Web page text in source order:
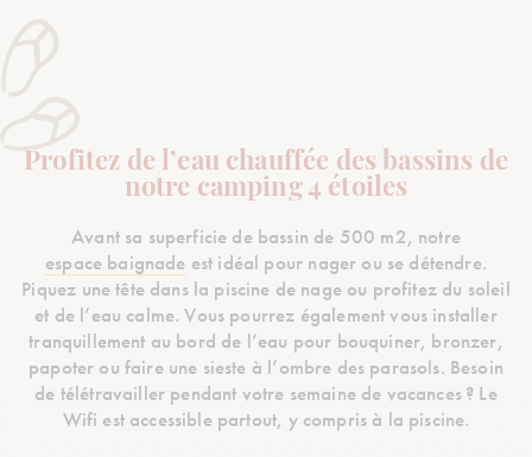
Profitez de l’eau chauffée des bassins de
notre camping 4 étoiles
Avant sa superficie de bassin de 500 m2, notre
espace baignade est idéal pour nager ou se détendre.
Piquez une tête dans la piscine de nage ou profitez du soleil
et de l’eau calme. Vous pourrez également vous installer
tranquillement au bord de l’eau pour bouquiner, bronzer,
papoter ou faire une sieste à l’ombre des parasols. Besoin
de télétravailler pendant votre semaine de vacances ? Le
Wifi est accessible partout, y compris à la piscine.